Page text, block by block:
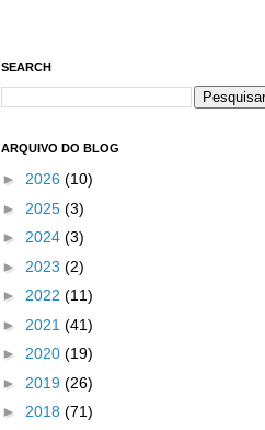
SEARCH
ARQUIVO DO BLOG
► 2026 (10)
► 2025 (3)
► 2024 (3)
► 2023 (2)
► 2022 (11)
► 2021 (41)
► 2020 (19)
► 2019 (26)
► 2018 (71)